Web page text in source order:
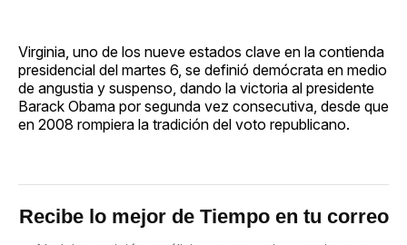
Virginia, uno de los nueve estados clave en la contienda
presidencial del martes 6, se definió demócrata en medio
de angustia y suspenso, dando la victoria al presidente
Barack Obama por segunda vez consecutiva, desde que
en 2008 rompiera la tradición del voto republicano.
Recibe lo mejor de Tiempo en tu correo